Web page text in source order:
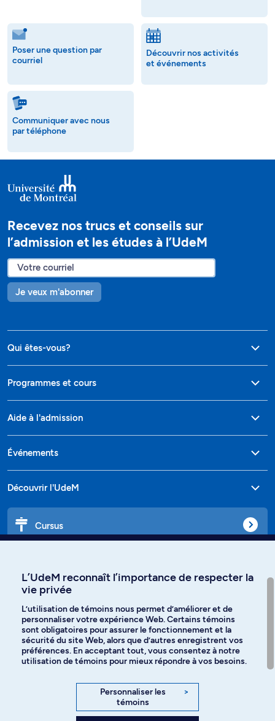
Poser une question par
courriel
Découvrir nos activités
et événements
Communiquer avec nous
par téléphone
Recevez nos trucs et conseils sur
l’admission et les études à l’UdeM
Je veux m'abonner
Qui êtes-vous?
Programmes et cours
Aide à l'admission
Événements
Découvrir l'UdeM
Cursus
Langues
Facebook Instagram
YouTube
L’UdeM reconnaît l’importance de respecter la
vie privée
L’utilisation de témoins nous permet d’améliorer et de
personnaliser votre expérience Web. Certains témoins
sont obligatoires pour assurer le fonctionnement et la
sécurité du site Web, alors que d’autres enregistrent vos
préférences. En acceptant tout, vous consentez à notre
utilisation de témoins pour mieux répondre à vos besoins.
Personnaliser les
témoins
>